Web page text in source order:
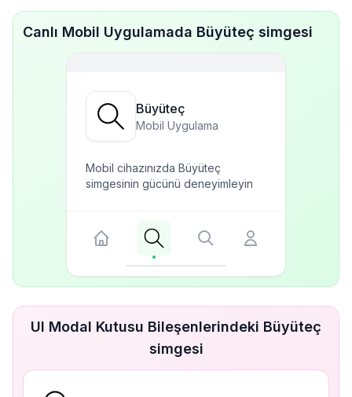
Canlı Mobil Uygulamada Büyüteç simgesi
Büyüteç
Mobil Uygulama
Mobil cihazınızda Büyüteç
simgesinin gücünü deneyimleyin
UI Modal Kutusu Bileşenlerindeki Büyüteç
simgesi